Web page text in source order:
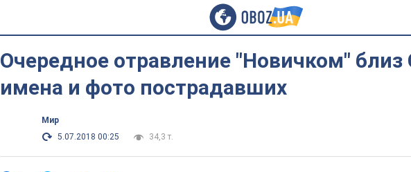
Очередное отравление "Новичком" близ
имена и фото пострадавших
Мир
5.07.2018 00:25
34,3 т.